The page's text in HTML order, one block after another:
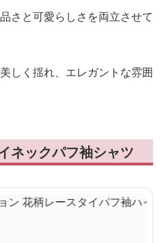
さと可愛らしさを両立させて
しく揺れ、エレガントな雰囲
ネックパフ袖シャツ